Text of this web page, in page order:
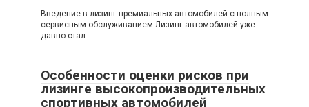
Введение в лизинг премиальных автомобилей с полным
сервисным обслуживанием Лизинг автомобилей уже
давно стал
Особенности оценки рисков при
лизинге высокопроизводительных
спортивных автомобилей